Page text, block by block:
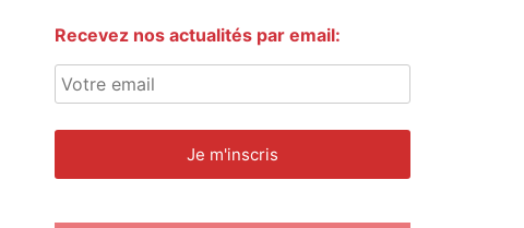
Recevez nos actualités par email: